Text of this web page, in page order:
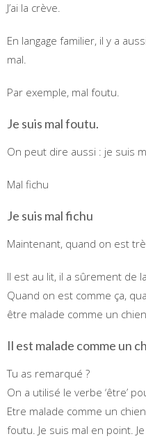
J’ai la crève.
En langage familier, il y a
mal.
Par exemple, mal foutu.
Je suis mal foutu.
On peut dire aussi : je suis
Mal fichu
Je suis mal fichu
Maintenant, quand on est
Il est au lit, il a sûrement de
Quand on est comme ça,
être malade comme un
Il est malade comme un
Tu as remarqué ?
On a utilisé le verbe ‘être’
Etre malade comme un
foutu. Je suis mal en point.